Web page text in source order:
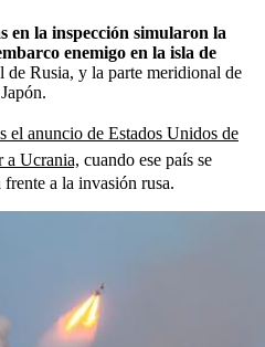
en la inspección simularon la
enemigo en la isla de
de Rusia, y la parte meridional de
el anuncio de Estados Unidos de
a Ucrania, cuando ese país se
a la invasión rusa.